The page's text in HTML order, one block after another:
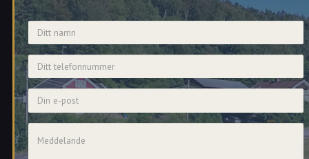
Namn
Telefonnummer
E-post